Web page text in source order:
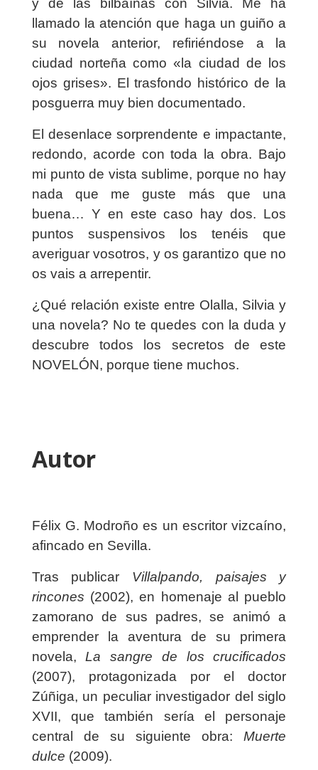
y de las bilbaínas con Silvia. Me ha
llamado la atención que haga un guiño a
su novela anterior, refiriéndose a la
ciudad norteña como «la ciudad de los
ojos grises». El trasfondo histórico de la
posguerra muy bien documentado.
El desenlace sorprendente e impactante,
redondo, acorde con toda la obra. Bajo
mi punto de vista sublime, porque no hay
nada que me guste más que una
buena… Y en este caso hay dos. Los
puntos suspensivos los tenéis que
averiguar vosotros, y os garantizo que no
os vais a arrepentir.
¿Qué relación existe entre Olalla, Silvia y
una novela? No te quedes con la duda y
descubre todos los secretos de este
NOVELÓN, porque tiene muchos.
Autor
Félix G. Modroño es un escritor vizcaíno,
afincado en Sevilla.
Tras publicar Villalpando, paisajes y
rincones (2002), en homenaje al pueblo
zamorano de sus padres, se animó a
emprender la aventura de su primera
novela,La sangre de los crucificados
(2007), protagonizada por el doctor
Zúñiga, un peculiar investigador del siglo
XVII, que también sería el personaje
central de su siguiente obra:Muerte
dulce (2009).